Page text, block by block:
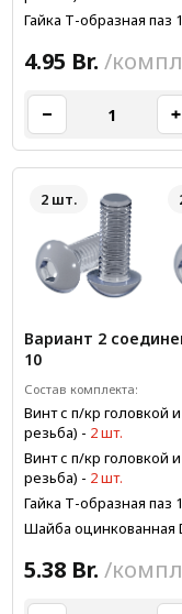
Гайка Т-образная паз
4.95 Br. /
2 шт.
Вариант 2
10
Состав комплекта:
Винт с п/кр головкой
резьба) - 2 шт.
Винт с п/кр головкой
резьба) - 2 шт.
Гайка Т-образная паз
Шайба оцинкованная
5.38 Br. /